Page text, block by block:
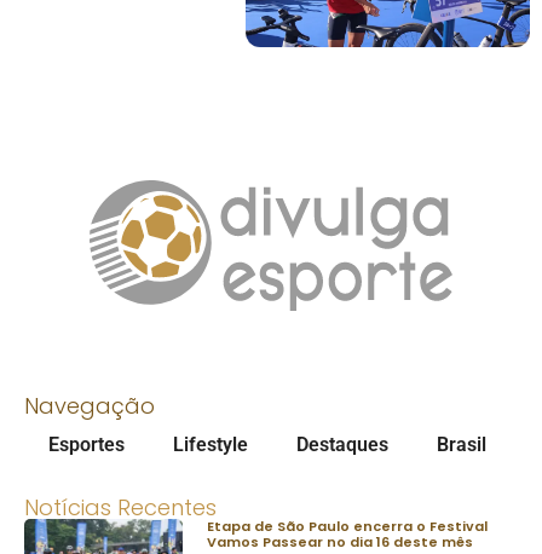
Navegação
Esportes Lifestyle Destaques Brasil
Notícias Recentes
Etapa de São Paulo encerra o Festival
Vamos Passear no dia 16 deste mês